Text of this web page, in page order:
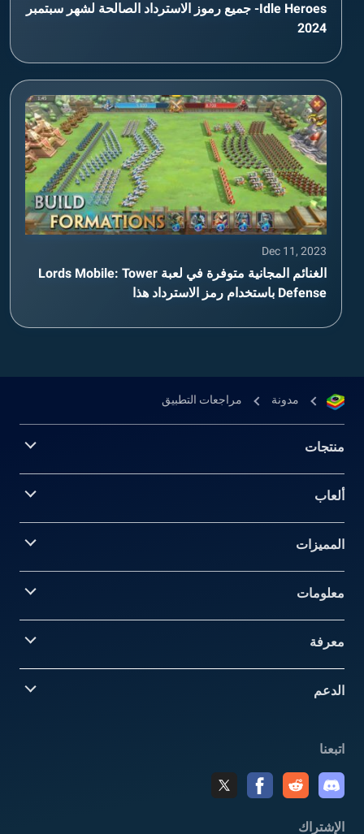
Idle Heroes- جميع رموز الاسترداد الصالحة لشهر سبتمبر
2024
Dec 11, 2023
الغنائم المجانية متوفرة في لعبة Lords Mobile: Tower
Defense باستخدام رمز الاسترداد هذا
مدونة مراجعات التطبيق
منتجات
ألعاب
المميزات
معلومات‎
معرفة
الدعم
اتبعنا
الإشتراك